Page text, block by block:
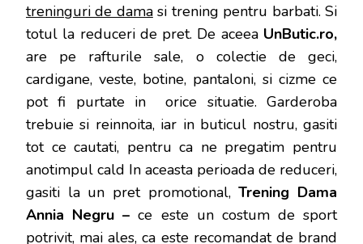
treninguri de damasi trening pentru barbati. Si
totul la reduceri de pret. De aceea UnButic.ro,
are pe rafturile sale, o colectie de geci,
cardigane, veste, botine, pantaloni, si cizme ce
pot fi purtate in orice situatie. Garderoba
trebuie si reinnoita, iar in buticul nostru, gasiti
tot ce cautati, pentru ca ne pregatim pentru
anotimpul cald In aceasta perioada de reduceri,
gasiti la un pret promotional,Trening Dama
Annia Negru – ce este un costum de sport
potrivit, mai ales, ca este recomandat de brand